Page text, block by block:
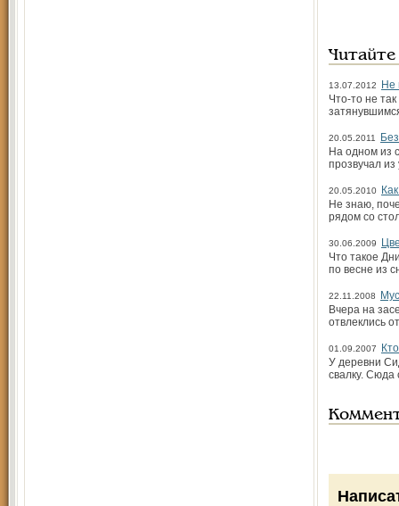
13.07.2012
Не
Что-то не
20.05.2011
На одном из
прозвучал
20.05.2010
Не знаю,
рядом со
30.06.2009
Что такое
по весне из
22.11.2008
Вчера на
отвлеклись
01.09.2007
У деревни
свалку. Сюда